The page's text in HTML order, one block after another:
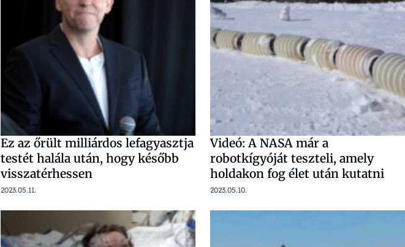
Ez az őrült milliárdos lefagyasztja
testét halála után, hogy később
visszatérhessen
2023.05.11.
Videó: A NASA már a
robotkígyóját teszteli, amely
holdakon fog élet után kutatni
2023.05.10.